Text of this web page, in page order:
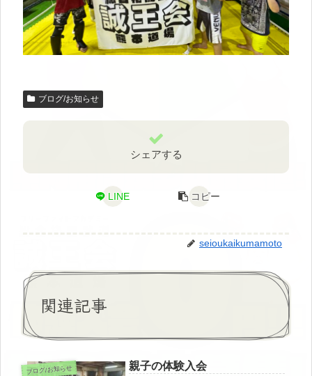
ブログ/お知らせ
シェアする
LINE コピー
seioukaikumamoto
関連記事
ブログ/お知らせ 親子の体験入会